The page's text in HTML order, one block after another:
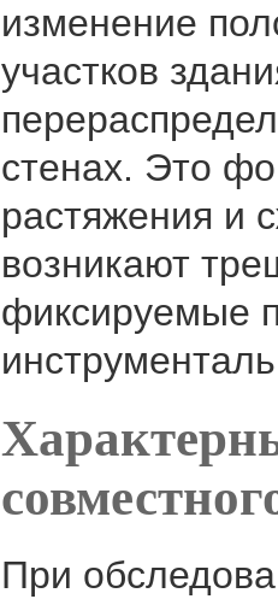
изменение
участков
стенах. Это
растяжения и
возникают
фиксируемые
При